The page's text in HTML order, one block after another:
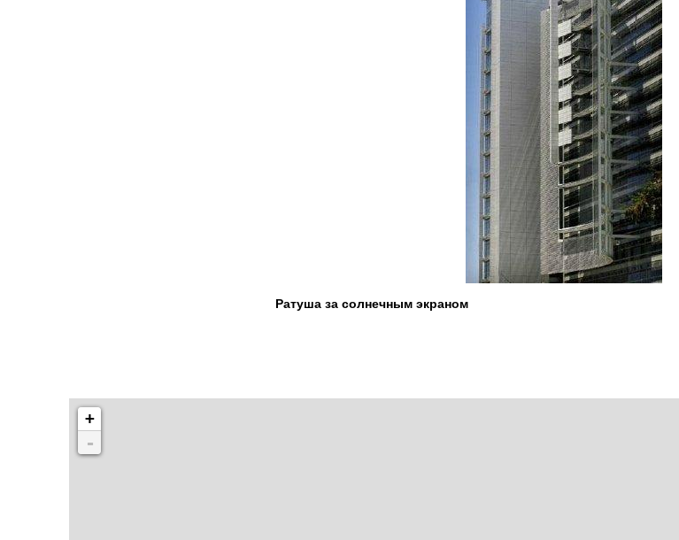
Ратуша за солнечным экраном
+
-